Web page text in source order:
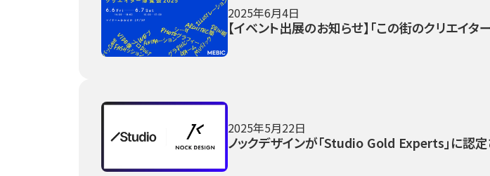
2025年6月4日
【イベント出展のお知らせ】「この街のクリエイ
2025年5月22日
ノックデザインが「Studio Gold Experts」に認